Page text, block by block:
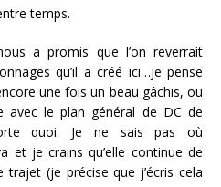
temps.
a promis que l’on reverrait
qu’il a créé ici…je pense
une fois un beau gâchis, ou
avec le plan général de DC de
quoi. Je ne sais pas où
et je crains qu’elle continue de
(je précise que j’écris cela